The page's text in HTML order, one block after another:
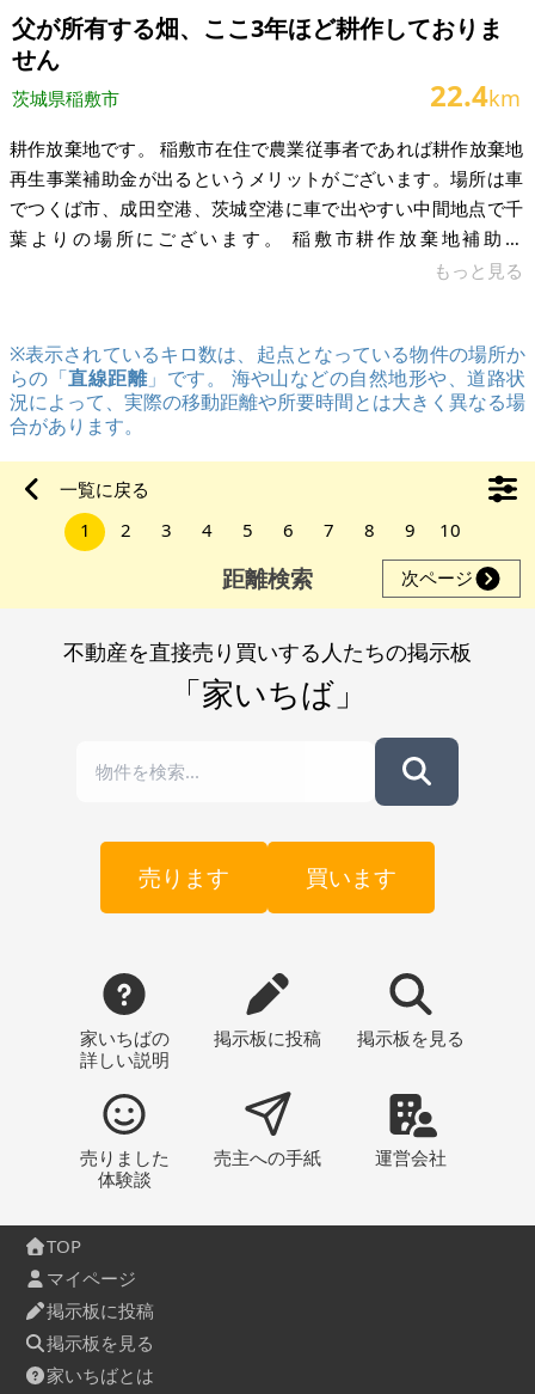
から面積、形を類推していただくと幸いです。 山なので境界線
はわかりずらい所です。よって境
父が所有する畑、ここ3年ほど耕作しておりま
せん
茨城県稲敷市 22.4km
耕作放棄地です。 稲敷市在住で農業従事者であれば耕作放棄地
再生事業補助金が出るというメリットがございます。場所は車
でつくば市、成田空港、茨城空港に車で出やすい中間地点で千
葉よりの場所にございます。 稲敷市耕作放棄地補助金
https://www.city.inashiki.lg.jp/page/page007030.html 年間最
でしょう。 稲敷市新規就農補助金
https://www.city.inashiki.lg.jp/page/page005458.html 稲敷市
農
もっと見る
※表示されているキロ数は、起点となっている物件の場所か
らの「直線距離」です。 海や山などの自然地形や、道路状
況によって、実際の移動距離や所要時間とは大きく異なる場
合があります。
一覧に戻る
1
2 3 4 5 6 7 8 9 10
距離検索 次ページ
不動産を直接売り買いする人たちの掲示板
「家いちば」
売ります 買います
家いちばの
詳しい説明
掲示板に投稿 掲示板 を見る
売りました
体験談
売主への手紙 運営会社
TOP
マイページ
掲示板に投稿
掲示板を見る
家いちばとは